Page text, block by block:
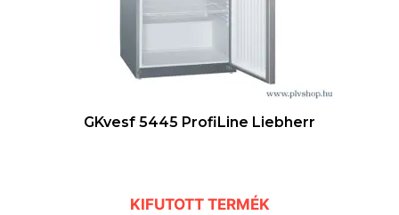
GKvesf 5445 ProfiLine Liebherr
KIFUTOTT TERMÉK